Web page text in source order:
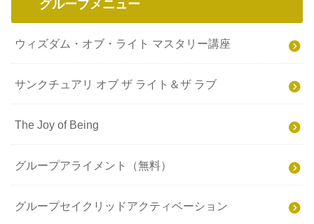
グループメニュー
ウィズダム・オブ・ライト マスタリー講座
サンクチュアリ オブ ザ ライト＆ザ ラブ
The Joy of Being
グループアライメント（無料）
グループセイクリッドアクティベーション